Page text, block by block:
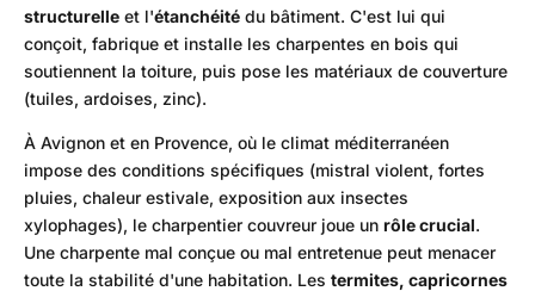
structurelle et l'étanchéité du bâtiment. C'est lui qui
conçoit, fabrique et installe les charpentes en bois qui
soutiennent la toiture, puis pose les matériaux de couverture
(tuiles, ardoises, zinc).
À Avignon et en Provence, où le climat méditerranéen
impose des conditions spécifiques (mistral violent, fortes
pluies, chaleur estivale, exposition aux insectes
xylophages), le charpentier couvreur joue un rôle crucial.
Une charpente mal conçue ou mal entretenue peut menacer
toute la stabilité d'une habitation. Les termites, capricornes